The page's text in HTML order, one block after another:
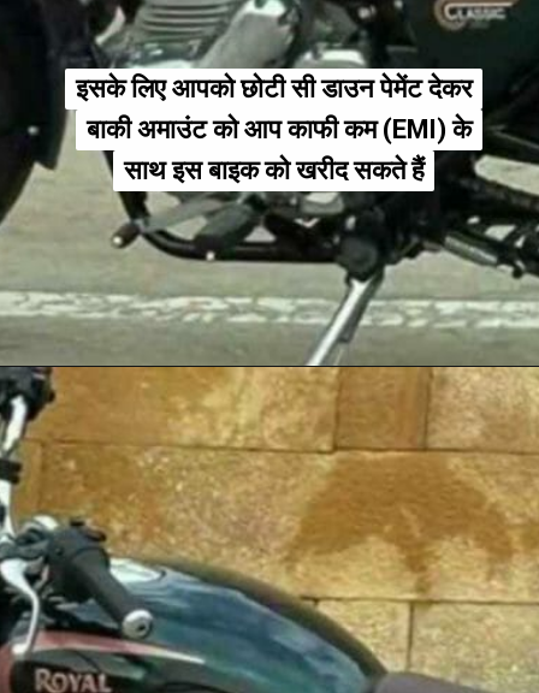
इसके लिए आपको छोटी सी डाउन पेमेंट देकर
बाकी अमाउंट को आप काफी कम (EMI) के
साथ इस बाइक को खरीद सकते हैं
इसके लिए आपको छोटी सी डाउन पेमेंट देकर
बाकी अमाउंट को आप काफी कम (EMI) के
साथ इस बाइक को खरीद सकते हैं